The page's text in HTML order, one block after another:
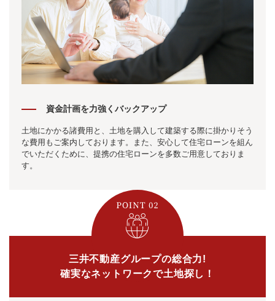
資金計画を力強くバックアップ
土地にかかる諸費用と、土地を購入して建築する際に掛かりそう
な費用もご案内しております。また、安心して住宅ローンを組ん
でいただくために、提携の住宅ローンを多数ご用意しておりま
す。
三井不動産グループの総合力!
確実なネットワークで土地探し！